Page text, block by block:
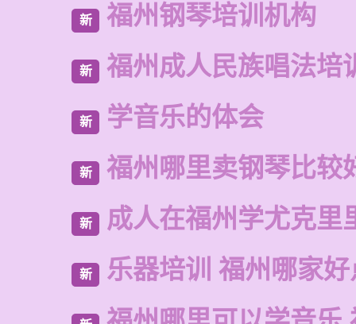
新 福州钢琴培训机构
新 福州成人民族唱法培
新 学音乐的体会
新 福州哪里卖钢琴比较
新 成人在福州学尤克里
新 乐器培训 福州哪家好